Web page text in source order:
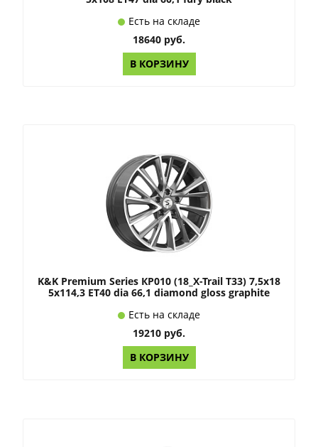
Есть на складе
18640 руб.
В КОРЗИНУ
K&K Premium Series КР010 (18_X-Trail T33) 7,5x18
5x114,3 ET40 dia 66,1 diamond gloss graphite
Есть на складе
19210 руб.
В КОРЗИНУ